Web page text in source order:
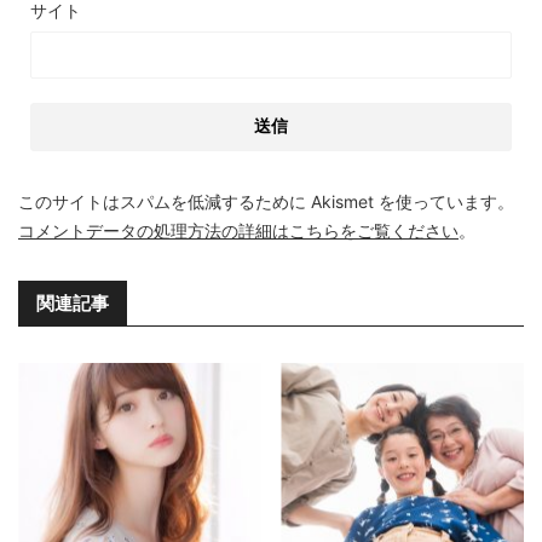
サイト
このサイトはスパムを低減するために Akismet を使っています。
コメントデータの処理方法の詳細はこちらをご覧ください。
関連記事